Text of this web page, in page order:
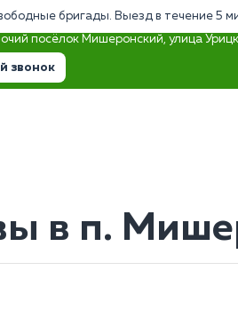
бригады. Выезд в течение 5
посёлок Мишеронский, улица
звонок
в п.